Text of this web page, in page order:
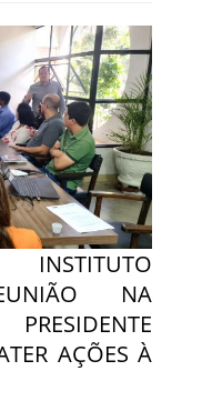
INSTITUTO
NA
AÇÕES À